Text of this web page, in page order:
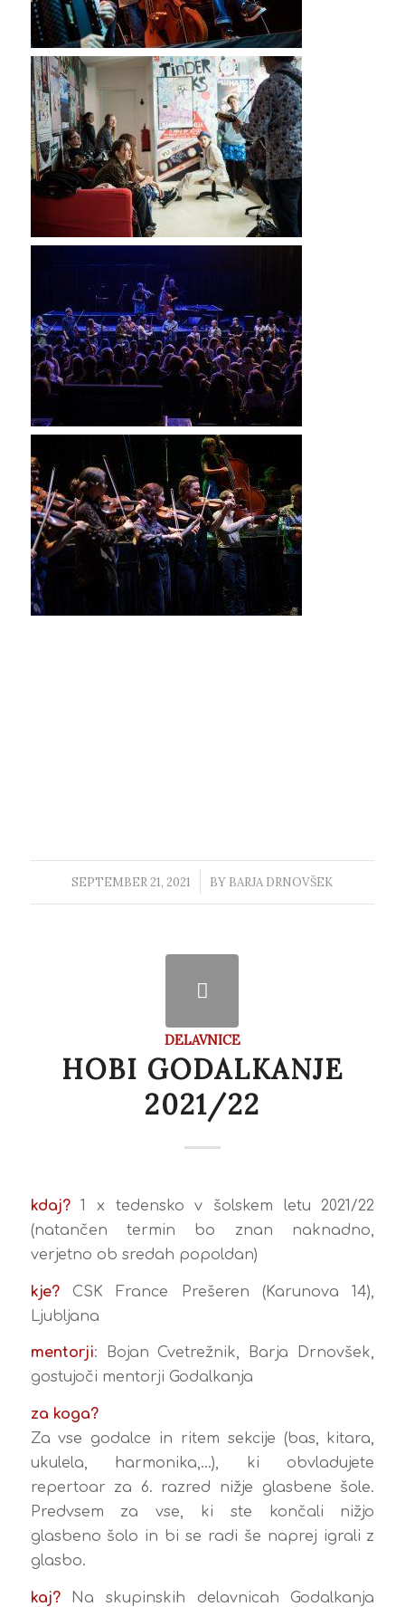
SEPTEMBER 21, 2021
/ BY BARJA DRNOVŠEK
DELAVNICE
HOBI GODALKANJE
2021/22
kdaj?1 x tedensko v šolskem letu 2021/22
(natančen termin bo znan naknadno,
verjetno ob sredah popoldan)
kje?CSK France Prešeren (Karunova 14),
Ljubljana
mentorji: Bojan Cvetrežnik, Barja Drnovšek,
gostujoči mentorji Godalkanja
za koga?
Za vse godalce in ritem sekcije (bas, kitara,
ukulela, harmonika,…), ki obvladujete
repertoar za 6. razred nižje glasbene šole.
Predvsem za vse, ki ste končali nižjo
glasbeno šolo in bi se radi še naprej igrali z
glasbo.
kaj?Na skupinskih delavnicah Godalkanja